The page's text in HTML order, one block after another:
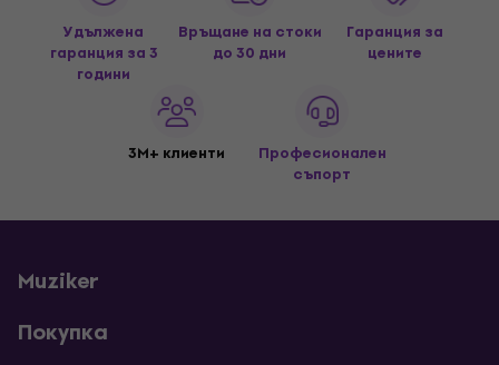
Удължена
гаранция за 3
години
Връщане на стоки
до 30 дни
Гаранция за
цените
3M+ клиенти
Професионален
съпорт
Muziker
Покупка